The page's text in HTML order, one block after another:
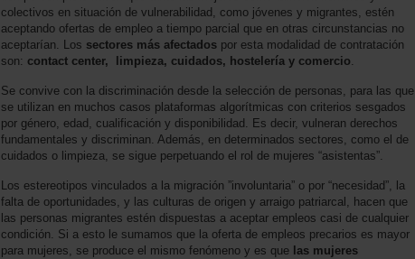
colectivos en situación de vulnerabilidad, como jóvenes y migrantes, estén
aceptando ofertas de empleo a tiempo parcial que en otras circunstancias no
aceptarían. Los sectores más afectados por esta modalidad de contratación
son: contact center, limpieza, cuidados, hostelería y comercio.
Se convive con la discriminación desde la selección de personas, para las que
se utilizan en muchos casos plataformas algorítmicas con criterios sesgados
por género, edad, cualificación y disponibilidad. Es decir, vulneran derechos
fundamentales y discriminan. Además, en determinados sectores, como el de
cuidados o limpieza, se sigue perpetuando el rol de mujeres “asistentas”.
Los estereotipos vinculados a la migración ”involuntaria” o por “necesidad”, la
falta de oportunidades, y las culturas de origen y arraigo patriarcal, hacen que
las personas migrantes estén dispuestas a aceptar empleos casi de cualquier
condición. Si a esto le sumamos que la oferta de empleos precarios es mayor
para mujeres, se produce el mismo fenómeno y es que las mujeres